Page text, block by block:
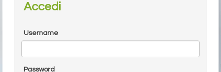
Accedi
Username
Password